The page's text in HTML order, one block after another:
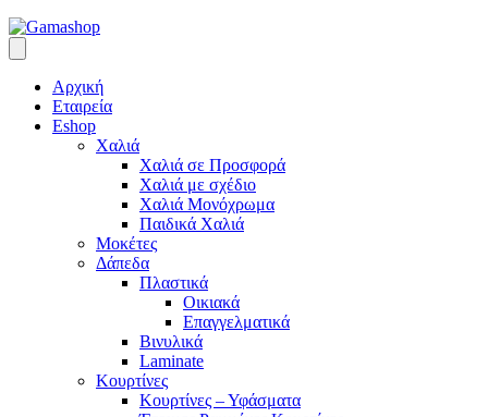
Αρχική
Εταιρεία
Eshop
Χαλιά
Χαλιά σε Προσφορά
Χαλιά με σχέδιο
Χαλιά Μονόχρωμα
Παιδικά Χαλιά
Μοκέτες
Δάπεδα
Πλαστικά
Οικιακά
Επαγγελματικά
Βινυλικά
Laminate
Κουρτίνες
Κουρτίνες – Υφάσματα